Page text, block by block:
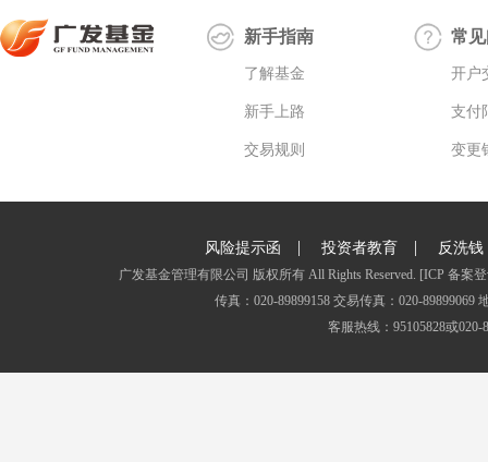
新手指南
了解基金
新手上路
交易规则
常
开户
支付
变更
风险提示函 | 投资者教育 | 反洗钱
广发基金管理有限公司 版权所有 All Rights Reserved. [ICP 备案
传真：020-89899158 交易传真：020-
客服热线：95105828或020-